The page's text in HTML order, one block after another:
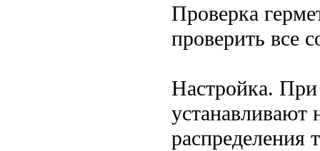
Проверка
проверить все
Настройка. При
устанавливают
распределения